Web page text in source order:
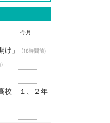
今月
け」 (18時間前)
)
校 １、２年